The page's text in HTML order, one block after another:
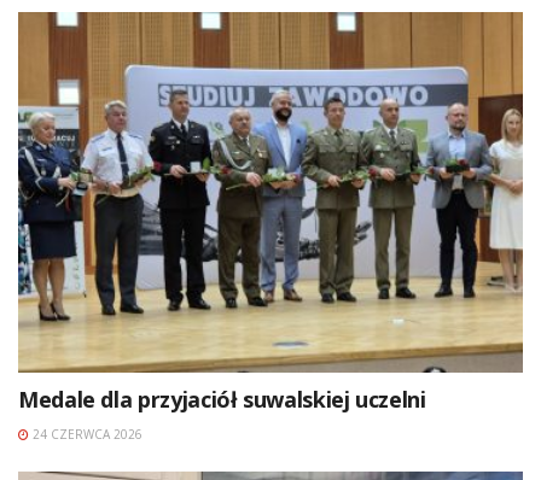
Medale dla przyjaciół suwalskiej uczelni
24 CZERWCA 2026